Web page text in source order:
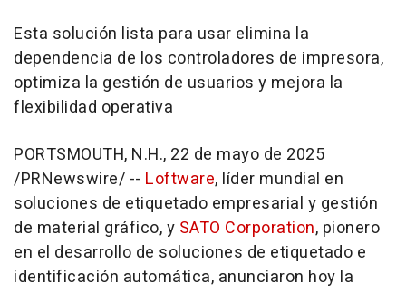
Esta solución lista para usar elimina la
dependencia de los controladores de impresora,
optimiza la gestión de usuarios y mejora la
flexibilidad operativa
PORTSMOUTH, N.H., 22 de mayo de 2025
/PRNewswire/ -- Loftware, líder mundial en
soluciones de etiquetado empresarial y gestión
de material gráfico, y SATO Corporation, pionero
en el desarrollo de soluciones de etiquetado e
identificación automática, anunciaron hoy la